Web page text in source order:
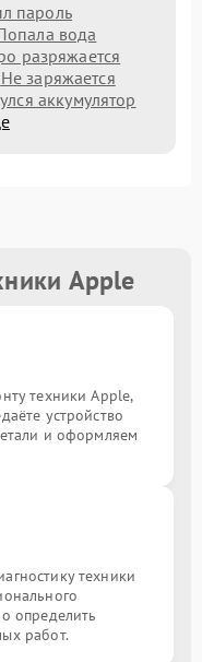
пароль
вода
разряжается
Не заряжается
аккумулятор
Apple
техники Apple,
устройство
и оформляем
техники
определить
работ.